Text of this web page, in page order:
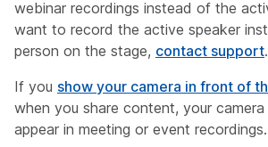
webinar recordings instead of the
want to record the active speaker
person on the stage, contact support.
If you show your camera in front of
when you share content, your
appear in meeting or event recordings.